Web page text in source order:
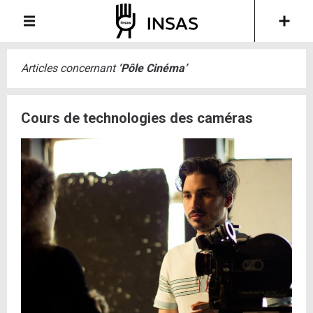
Articles concernant ‘Pôle Cinéma’
Cours de technologies des caméras